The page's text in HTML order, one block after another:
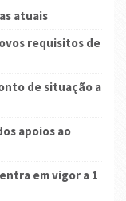
atuais
requisitos de
de situação a
apoios ao
em vigor a 1